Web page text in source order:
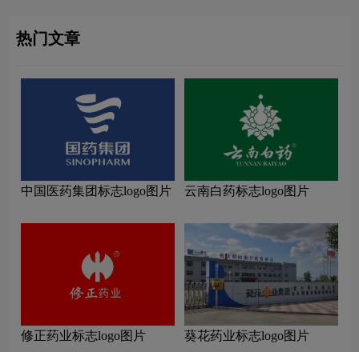
热门文章
中国医药集团标志logo图片 云南白药标志logo图片
修正药业标志logo图片 葵花药业标志logo图片